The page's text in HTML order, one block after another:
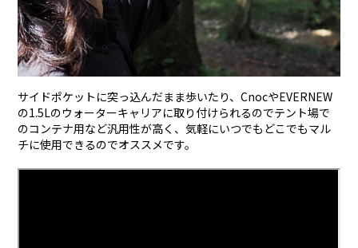
サイドポケットに突っ込んだまま歩いたり、CnocやEVERNEW
の1.5Lのウォーターキャリアに取り付けられるのでテント場で
のコンテナ用など汎用性が高く、気軽にいつでもどこでもマル
チに使用できるのでオススメです。